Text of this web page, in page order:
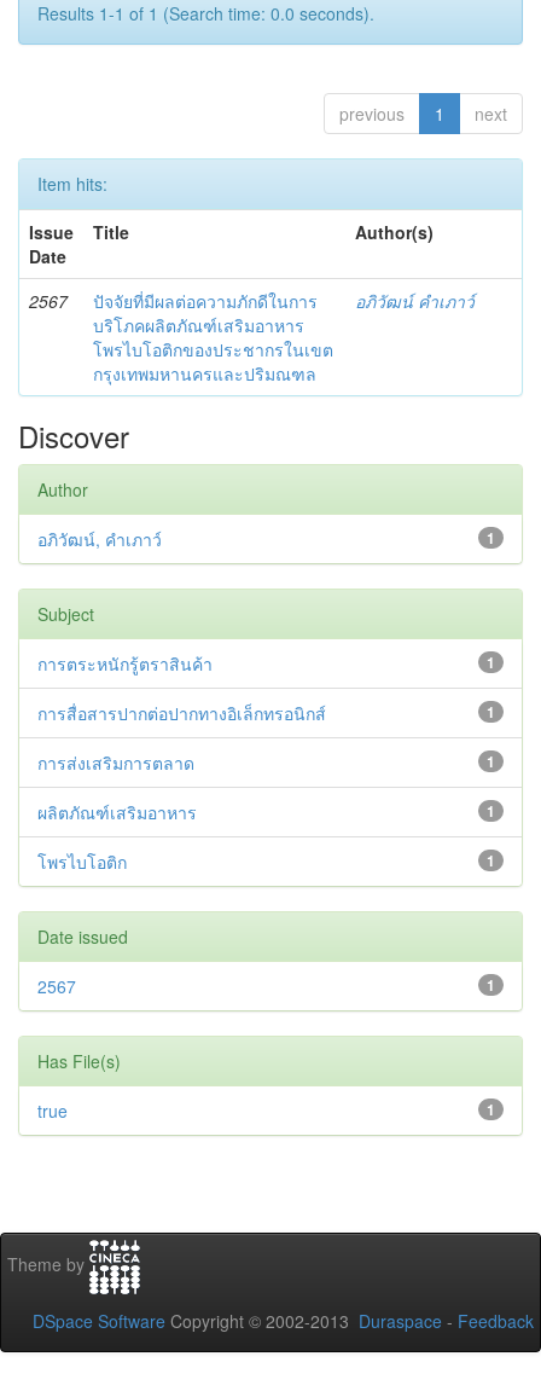
Results 1-1 of 1 (Search time: 0.0 seconds).
previous 1 next
Item hits:
Issue
Date
Title Author(s)
2567
ปัจจัยที่มีผลต่อความภักดีในการ
บริโภคผลิตภัณฑ์เสริมอาหาร
โพรไบโอติกของประชากรในเขต
กรุงเทพมหานครและปริมณฑล
อภิวัฒน์ คำเภาว์
Discover
Author
1
อภิวัฒน์, คำเภาว์
Subject
1
การตระหนักรู้ตราสินค้า
1
การสื่อสารปากต่อปากทางอิเล็กทรอนิกส์
1
การส่งเสริมการตลาด
1
ผลิตภัณฑ์เสริมอาหาร
1
โพรไบโอติก
Date issued
1
2567
Has File(s)
1
true
Theme by
DSpace Software Copyright © 2002-2013 Duraspace - Feedback